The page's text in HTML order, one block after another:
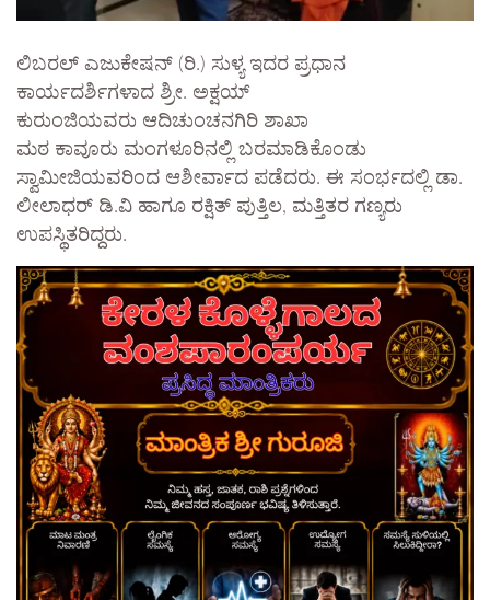
ಲಿಬರಲ್ ಎಜುಕೇಷನ್ (ರಿ.) ಸುಳ್ಯ ಇದರ ಪ್ರಧಾನ
ಕಾರ್ಯದರ್ಶಿಗಳಾದ ಶ್ರೀ. ಅಕ್ಷಯ್
ಕುರುಂಜಿಯವರು ಆದಿಚುಂಚನಗಿರಿ ಶಾಖಾ
ಮಠ ಕಾವೂರು ಮಂಗಳೂರಿನಲ್ಲಿ ಬರಮಾಡಿಕೊಂಡು
ಸ್ವಾಮೀಜಿಯವರಿಂದ ಆಶೀರ್ವಾದ ಪಡೆದರು. ಈ ಸಂರ್ಭದಲ್ಲಿ ಡಾ.
ಲೀಲಾಧರ್ ಡಿ.ವಿ ಹಾಗೂ ರಕ್ಷಿತ್ ಪುತ್ತಿಲ, ಮತ್ತಿತರ ಗಣ್ಯರು
ಉಪಸ್ಥಿತರಿದ್ದರು.